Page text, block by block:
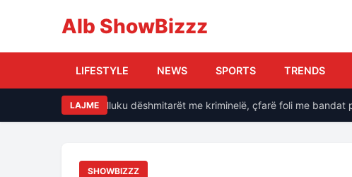
Alb ShowBizzz
LIFESTYLE NEWS SPORTS TRENDS
LAJME
si i kërcënonte Balluku dëshmitarët me kriminelë, çfarë foli me bandat për
SHOWBIZZZ